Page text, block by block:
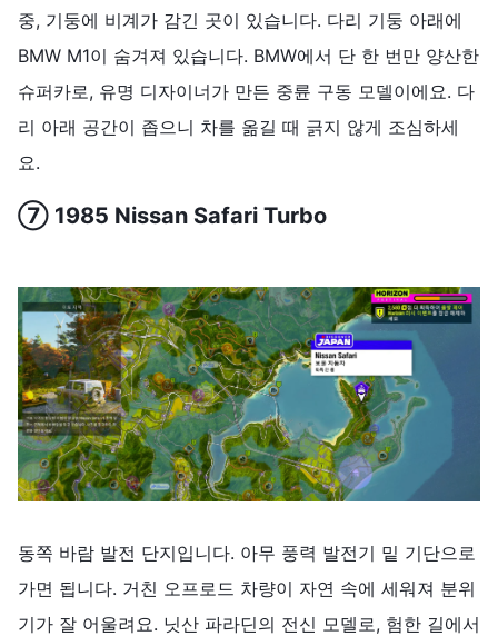
중, 기둥에 비계가 감긴 곳이 있습니다. 다리 기둥 아래에
BMW M1이 숨겨져 있습니다. BMW에서 단 한 번만 양산한
슈퍼카로, 유명 디자이너가 만든 중륜 구동 모델이에요. 다
리 아래 공간이 좁으니 차를 옮길 때 긁지 않게 조심하세
요.
⑦ 1985 Nissan Safari Turbo
동쪽 바람 발전 단지입니다. 아무 풍력 발전기 밑 기단으로
가면 됩니다. 거친 오프로드 차량이 자연 속에 세워져 분위
기가 잘 어울려요. 닛산 파라딘의 전신 모델로, 험한 길에서